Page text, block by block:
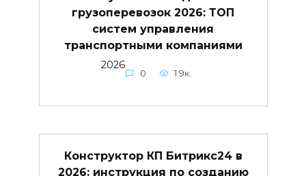
грузоперевозок 2026: ТОП
систем управления
транспортными компаниями
2026
0 1.9к.
Конструктор КП Битрикс24 в
2026: инструкция по созданию